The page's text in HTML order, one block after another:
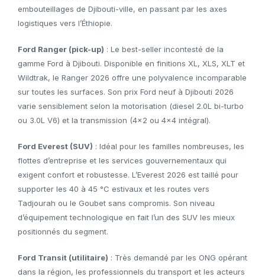
embouteillages de Djibouti-ville, en passant par les axes
logistiques vers l’Éthiopie.
Ford Ranger (pick-up) : Le best-seller incontesté de la
gamme Ford à Djibouti. Disponible en finitions XL, XLS, XLT et
Wildtrak, le Ranger 2026 offre une polyvalence incomparable
sur toutes les surfaces. Son prix Ford neuf à Djibouti 2026
varie sensiblement selon la motorisation (diesel 2.0L bi-turbo
ou 3.0L V6) et la transmission (4×2 ou 4×4 intégral).
Ford Everest (SUV) : Idéal pour les familles nombreuses, les
flottes d’entreprise et les services gouvernementaux qui
exigent confort et robustesse. L’Everest 2026 est taillé pour
supporter les 40 à 45 °C estivaux et les routes vers
Tadjourah ou le Goubet sans compromis. Son niveau
d’équipement technologique en fait l’un des SUV les mieux
positionnés du segment.
Ford Transit (utilitaire) : Très demandé par les ONG opérant
dans la région, les professionnels du transport et les acteurs